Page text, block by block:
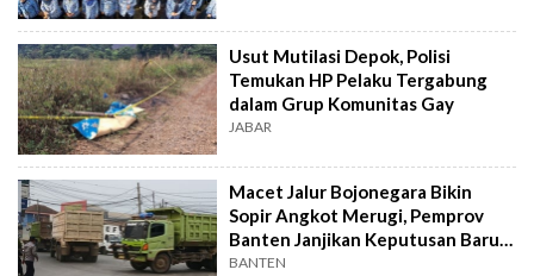
Usut Mutilasi Depok, Polisi
Temukan HP Pelaku Tergabung
dalam Grup Komunitas Gay
JABAR
Macet Jalur Bojonegara Bikin
Sopir Angkot Merugi, Pemprov
Banten Janjikan Keputusan Baru 4
Hari Lagi
BANTEN